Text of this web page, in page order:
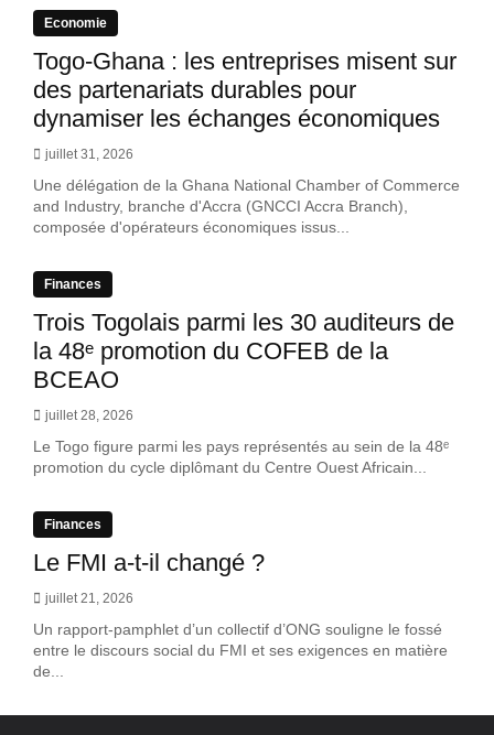
Economie
Togo-Ghana : les entreprises misent sur
des partenariats durables pour
dynamiser les échanges économiques
juillet 31, 2026
Une délégation de la Ghana National Chamber of Commerce
and Industry, branche d'Accra (GNCCI Accra Branch),
composée d'opérateurs économiques issus...
Finances
Trois Togolais parmi les 30 auditeurs de
la 48ᵉ promotion du COFEB de la
BCEAO
juillet 28, 2026
Le Togo figure parmi les pays représentés au sein de la 48ᵉ
promotion du cycle diplômant du Centre Ouest Africain...
Finances
Le FMI a-t-il changé ?
juillet 21, 2026
Un rapport-pamphlet d’un collectif d’ONG souligne le fossé
entre le discours social du FMI et ses exigences en matière
de...